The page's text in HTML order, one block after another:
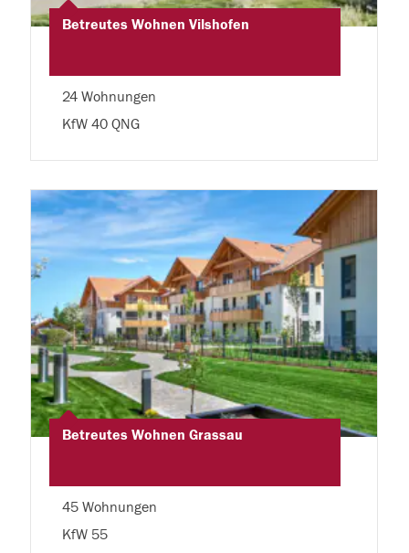
Betreutes Wohnen Vilshofen
24 Wohnungen
KfW 40 QNG
Betreutes Wohnen Grassau
45 Wohnungen
KfW 55